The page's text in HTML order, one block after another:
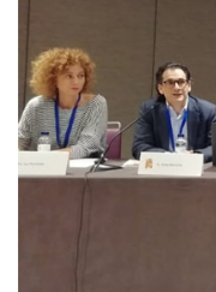
d
e
c